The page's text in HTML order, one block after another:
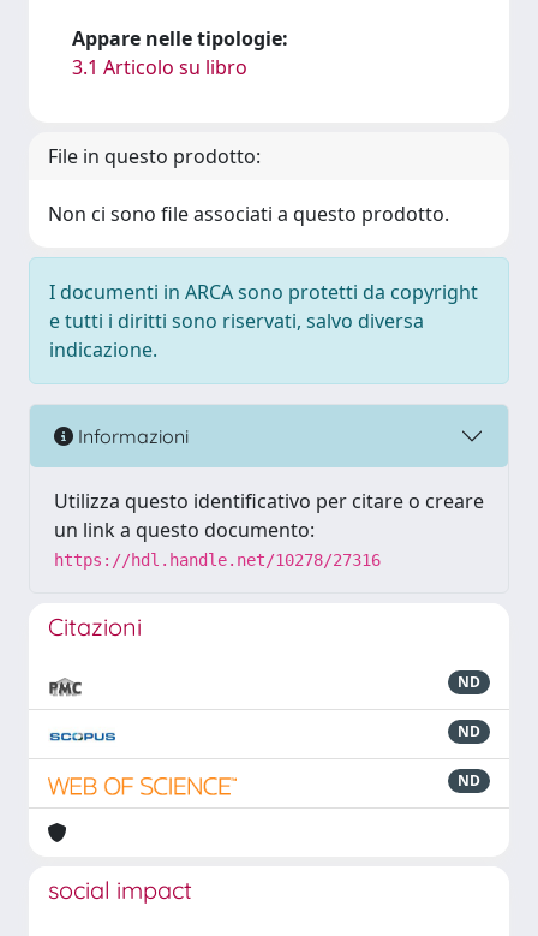
Appare nelle tipologie:
3.1 Articolo su libro
File in questo prodotto:
Non ci sono file associati a questo prodotto.
I documenti in ARCA sono protetti da copyright
e tutti i diritti sono riservati, salvo diversa
indicazione.
Informazioni
Utilizza questo identificativo per citare o creare
un link a questo documento:
https://hdl.handle.net/10278/27316
Citazioni
ND
ND
ND
social impact